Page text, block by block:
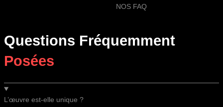
NOS FAQ
Questions Fréquemment
Posées
L’œuvre est-elle unique ?